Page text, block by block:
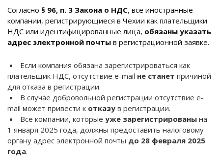
Согласно § 96, п. 3 Закона о НДС, все иностранные
компании, регистрирующиеся в Чехии как плательщики
НДС или идентифицированные лица, обязаны указать
адрес электронной почты в регистрационной заявке.
Если компания обязана зарегистрироваться как
плательщик НДС, отсутствие e-mail не станет причиной
для отказа в регистрации.
В случае добровольной регистрации отсутствие e-
mail может привести к отказу в регистрации.
Все компании, которые уже зарегистрированы на
1 января 2025 года, должны предоставить налоговому
органу адрес электронной почты до 28 февраля 2025
года.